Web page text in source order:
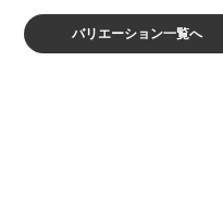
バリエーション一覧へ